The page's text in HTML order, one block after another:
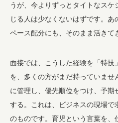
うが、今よりずっとタイトなス
じる人は少なくないはずです。
ペース配分にも、そのまま活きて
面接では、こうした経験を「特技
を、多くの方がまだ持っていま
に管理し、優先順位をつけ、予
する。これは、ビジネスの現場で
のものです。育児という言葉を、